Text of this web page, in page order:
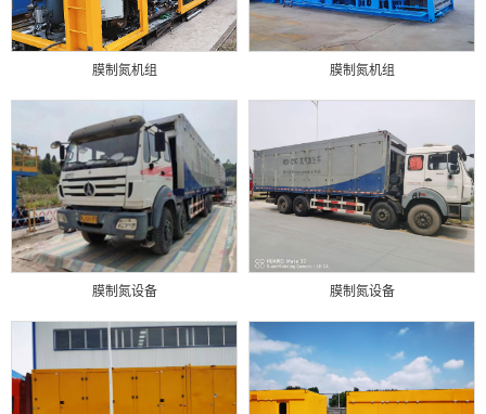
膜制氮机组 膜制氮机组
膜制氮设备 膜制氮设备